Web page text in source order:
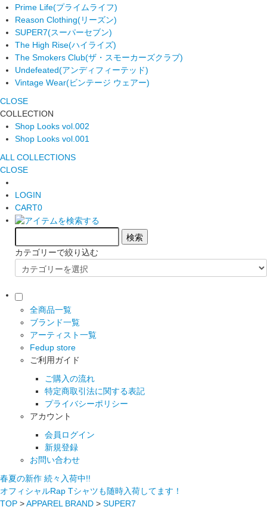
Prime Life(プライムライフ)
Reason Clothing(リーズン)
SUPER7(スーパーセブン)
The High Rise(ハイライズ)
The Smokers Club(ザ・スモーカーズクラブ)
Undefeated(アンディフィーテッド)
Vintage Wear(ビンテージ ウェアー)
CLOSE
COLLECTION
Shop Looks vol.002
Shop Looks vol.001
ALL COLLECTIONS
CLOSE
LOGIN
CART0
カテゴリーで絞り込む
全商品一覧
ブランド一覧
アーティスト一覧
Fedup store
ご利用ガイド
ご購入の流れ
特定商取引法に関する表記
プライバシーポリシー
アカウント
会員ログイン
新規登録
お問い合わせ
春夏の新作 続々入荷中!!
オフィシャルRap Tシャツも随時入荷してます！
TOP >APPAREL BRAND > SUPER7